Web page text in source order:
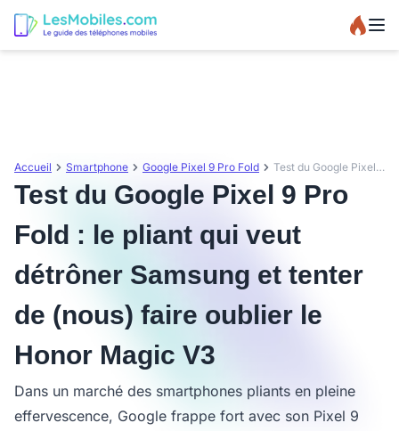
Accueil Smartphone Google Pixel 9 Pro Fold Test du Google Pixel 9 Pro Fold : le pliant qui veut détrôner Samsung et tenter de (nous) faire oublier le Honor Magic V3
Test du Google Pixel 9 Pro
Fold : le pliant qui veut
détrôner Samsung et tenter
de (nous) faire oublier le
Honor Magic V3
Dans un marché des smartphones pliants en pleine
effervescence, Google frappe fort avec son Pixel 9